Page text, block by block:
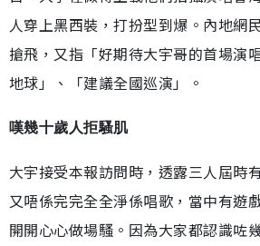
人穿上黑西裝，打扮型到爆。內地網
搶飛，又指「好期待大宇哥的首場演
地球」、「建議全國巡演」。
嘆幾十歲人拒騷肌
大宇接受本報訪問時，透露三人屆時
又唔係完完全全淨係唱歌，當中有遊
開開心心做場騷。因為大家都認識咗